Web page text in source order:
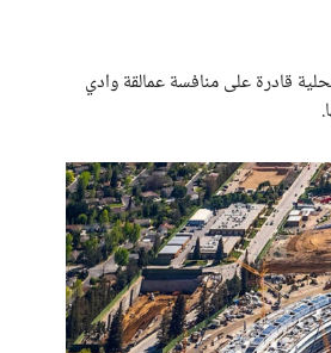
قادرة على منافسة عمالقة وادي